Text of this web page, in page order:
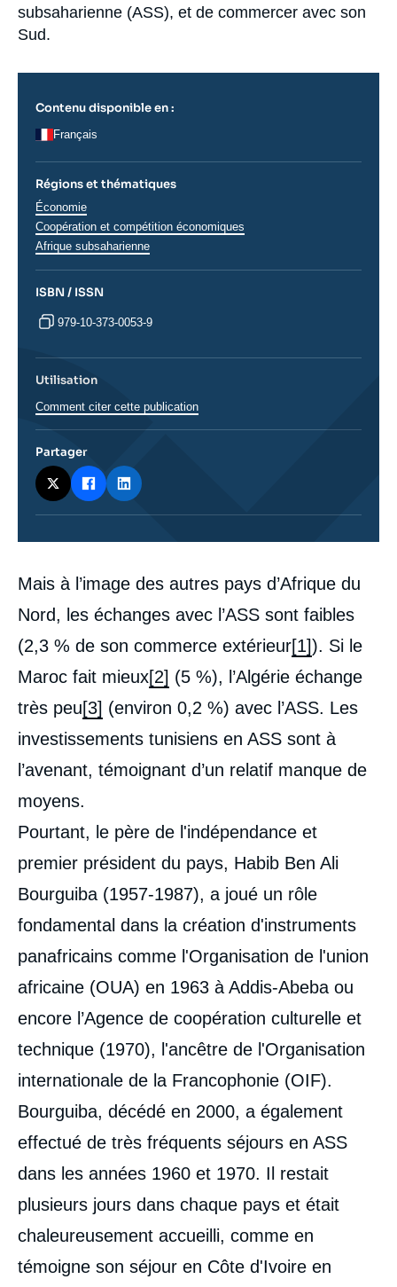
subsaharienne (ASS), et de commercer avec son
Sud.
Corps
analyses
Mais à l’image des autres pays d’Afrique du
Nord, les échanges avec l’ASS sont faibles
(2,3 % de son commerce extérieur[1]). Si le
Maroc fait mieux[2] (5 %), l’Algérie échange
très peu[3] (environ 0,2 %) avec l’ASS. Les
investissements tunisiens en ASS sont à
l’avenant, témoignant d’un relatif manque de
moyens.
Pourtant, le père de l'indépendance et
premier président du pays, Habib Ben Ali
Bourguiba (1957-1987), a joué un rôle
fondamental dans la création d'instruments
panafricains comme l'Organisation de l'union
africaine (OUA) en 1963 à Addis-Abeba ou
encore l’Agence de coopération culturelle et
technique (1970), l'ancêtre de l'Organisation
internationale de la Francophonie (OIF).
Bourguiba, décédé en 2000, a également
effectué de très fréquents séjours en ASS
dans les années 1960 et 1970. Il restait
plusieurs jours dans chaque pays et était
chaleureusement accueilli, comme en
témoigne son séjour en Côte d'Ivoire en
Contenu disponible en :
Français
Régions et thématiques
Thématiques
analyses
Économie
Coopération et compétition économiques
Régions
Afrique subsaharienne
ISBN / ISSN
979-10-373-0053-9
Utilisation
Comment citer cette publication
Partager